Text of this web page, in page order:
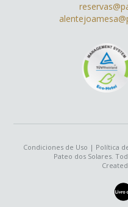
Condiciones de Uso | Política
Pateo dos Solares.